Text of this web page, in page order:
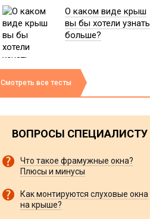
О каком виде крыш
вы бы хотели узнать
больше?
Смотреть все тесты
ВОПРОСЫ СПЕЦИАЛИСТУ
Что такое фрамужные окна?
Плюсы и минусы
Как монтируются слуховые окна
на крыше?